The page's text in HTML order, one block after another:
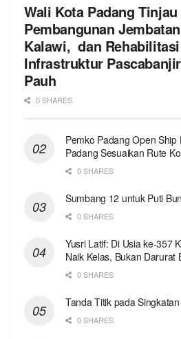
Wali Kota Padang Tinjau
Pembangunan Jembatan
Kalawi, dan Rehabilitasi
Infrastruktur
Pauh
0 SHARES
Pemko Padang Open Ship
Padang Sesuaikan Rute
0 SHARES
Sumbang 12 untuk Puti
0 SHARES
Yusri Latif: Di Usia ke-357
Naik Kelas, Bukan Darurat
0 SHARES
Tanda Titik pada
0 SHARES